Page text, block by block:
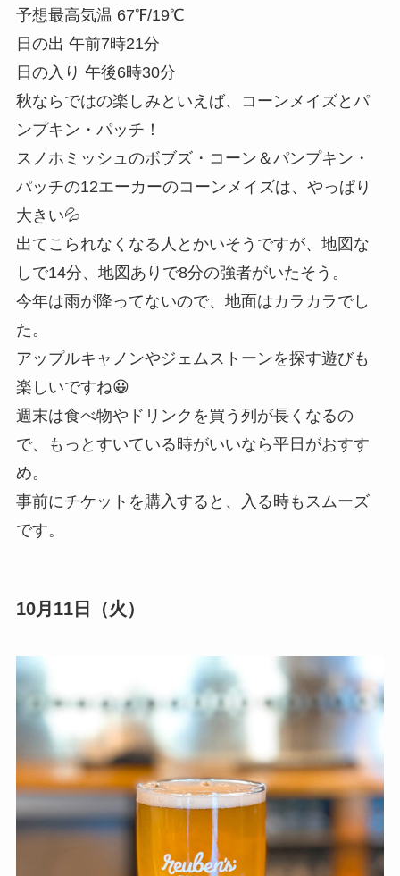
予想最高気温 67℉/19℃
日の出 午前7時21分
日の入り 午後6時30分
秋ならではの楽しみといえば、コーンメイズとパ
ンプキン・パッチ！
スノホミッシュのボブズ・コーン＆パンプキン・
パッチの12エーカーのコーンメイズは、やっぱり
大きい💦
出てこられなくなる人とかいそうですが、地図な
しで14分、地図ありで8分の強者がいたそう。
今年は雨が降ってないので、地面はカラカラでし
た。
アップルキャノンやジェムストーンを探す遊びも
楽しいですね😀
週末は食べ物やドリンクを買う列が長くなるの
で、もっとすいている時がいいなら平日がおすす
め。
事前にチケットを購入すると、入る時もスムーズ
です。
10月11日（火）